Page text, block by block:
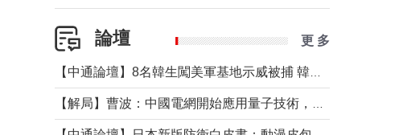
論壇 更 多